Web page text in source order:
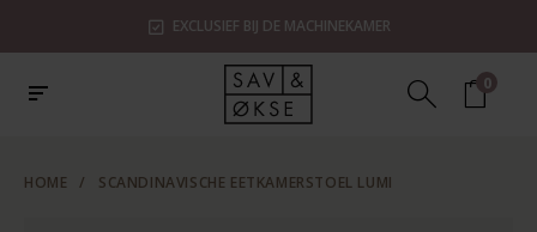
EXCLUSIEF BIJ DE MACHINEKAMER
0
HOME / SCANDINAVISCHE EETKAMERSTOEL LUMI